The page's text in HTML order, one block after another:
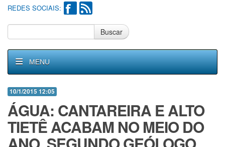
REDES SOCIAIS:
Buscar
MENU
10/1/2015 12:05
ÁGUA: CANTAREIRA E ALTO
TIETÊ ACABAM NO MEIO DO